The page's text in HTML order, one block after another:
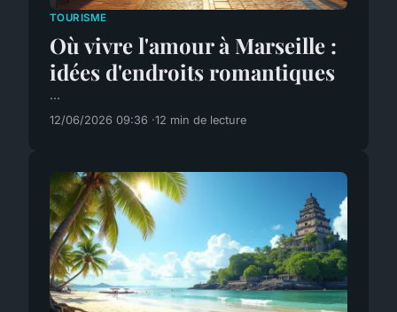
TOURISME
Où vivre l'amour à Marseille :
idées d'endroits romantiques
...
12/06/2026 09:36 12 min de lecture